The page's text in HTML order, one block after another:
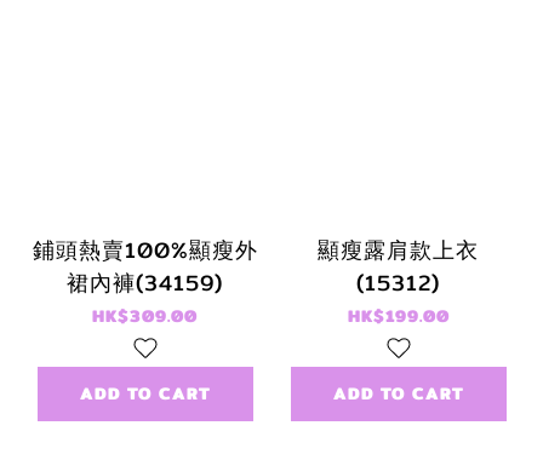
鋪頭熱賣100%顯瘦外
裙內褲(34159)
HK$309.00
ADD TO CART
顯瘦露肩款上衣
(15312)
HK$199.00
ADD TO CART